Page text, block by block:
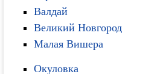
Валдай
Великий Новгород
Малая Вишера
Окуловка